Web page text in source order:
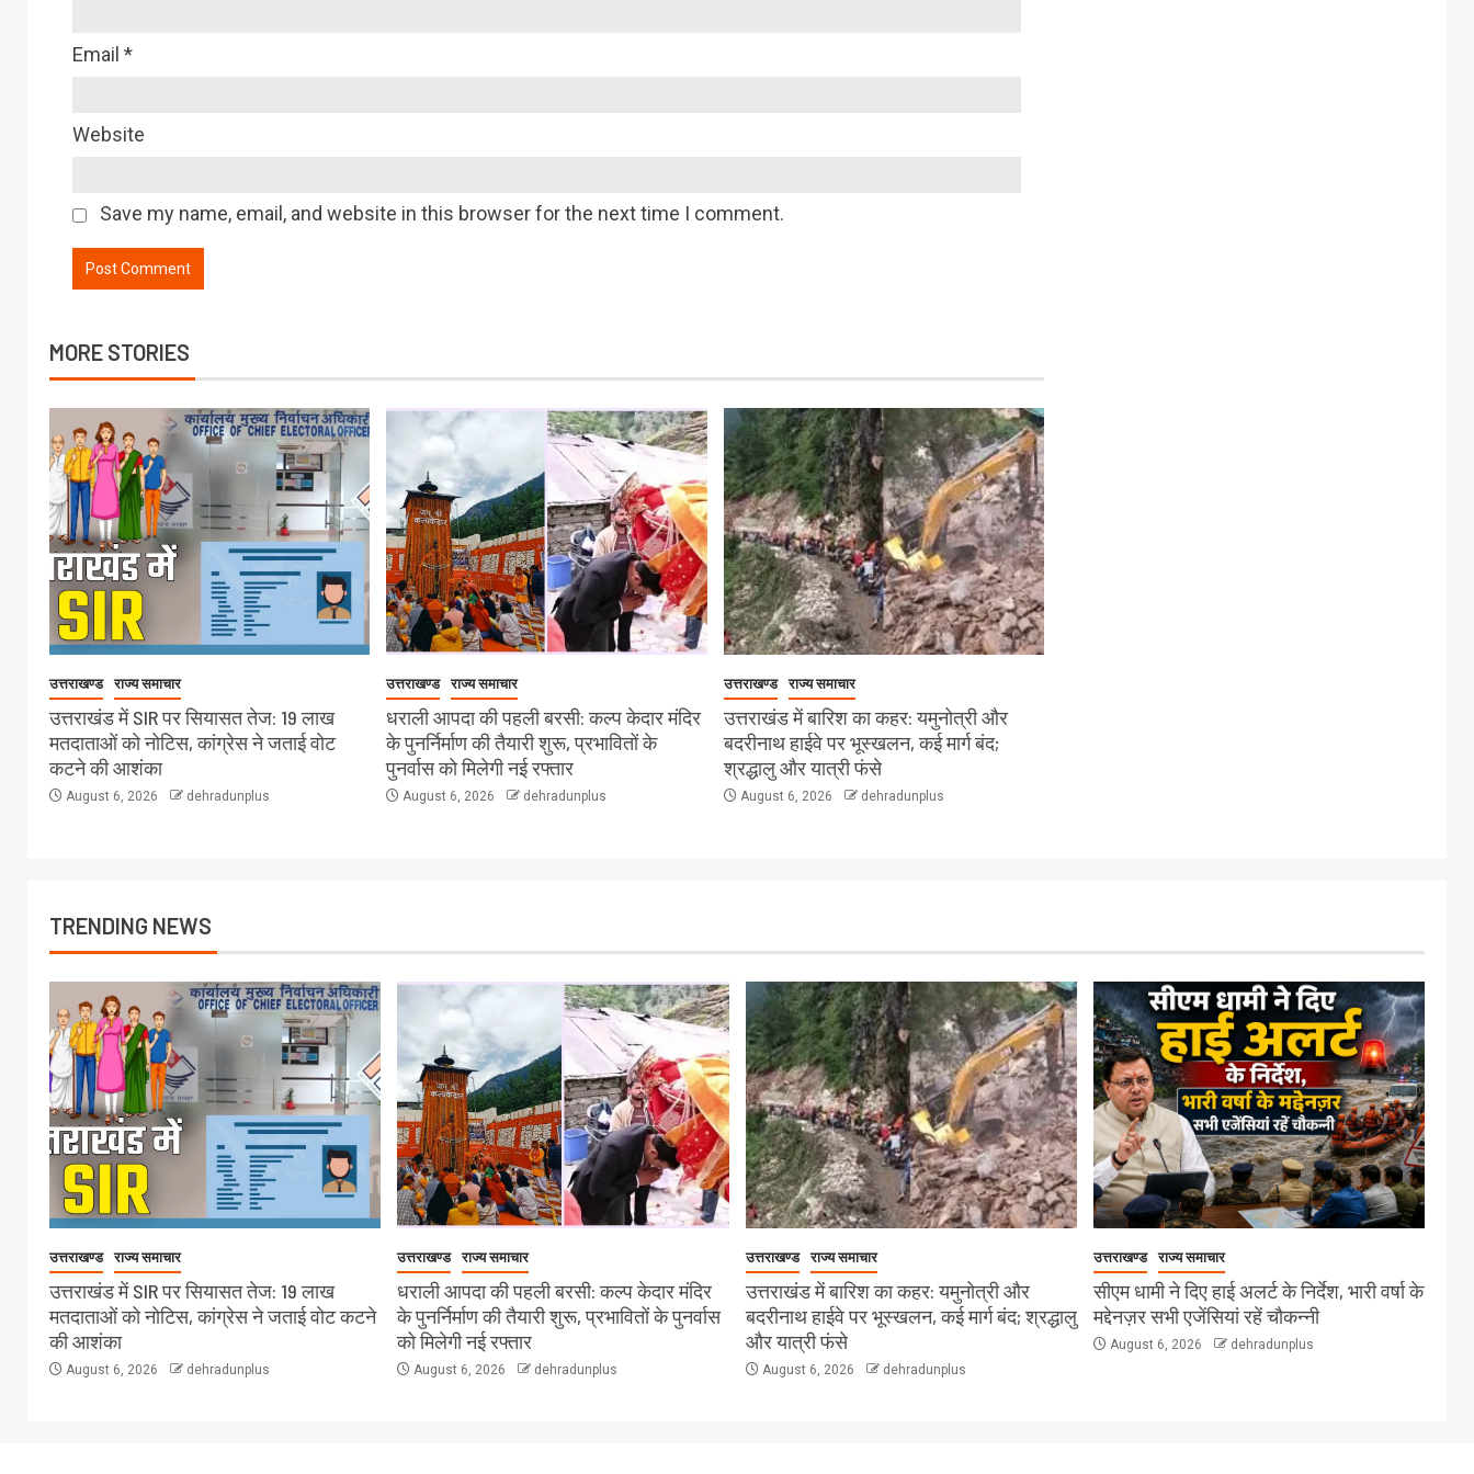
Email *
Website
Save my name, email, and website in this browser for the next time I comment.
MORE STORIES
उत्तराखण्ड राज्य समाचार
उत्तराखंड में SIR पर सियासत तेज: 19 लाख
मतदाताओं को नोटिस, कांग्रेस ने जताई वोट
कटने की आशंका
August 6, 2026 dehradunplus
उत्तराखण्ड राज्य समाचार
धराली आपदा की पहली बरसी: कल्प केदार मंदिर
के पुनर्निर्माण की तैयारी शुरू, प्रभावितों के
पुनर्वास को मिलेगी नई रफ्तार
August 6, 2026 dehradunplus
उत्तराखण्ड राज्य समाचार
उत्तराखंड में बारिश का कहर: यमुनोत्री और
बदरीनाथ हाईवे पर भूस्खलन, कई मार्ग बंद;
श्रद्धालु और यात्री फंसे
August 6, 2026 dehradunplus
TRENDING NEWS
उत्तराखण्ड राज्य समाचार
उत्तराखंड में SIR पर सियासत तेज: 19 लाख
मतदाताओं को नोटिस, कांग्रेस ने जताई वोट कटने
की आशंका
August 6, 2026 dehradunplus
उत्तराखण्ड राज्य समाचार
धराली आपदा की पहली बरसी: कल्प केदार मंदिर
के पुनर्निर्माण की तैयारी शुरू, प्रभावितों के पुनर्वास
को मिलेगी नई रफ्तार
August 6, 2026 dehradunplus
उत्तराखण्ड राज्य समाचार
उत्तराखंड में बारिश का कहर: यमुनोत्री और
बदरीनाथ हाईवे पर भूस्खलन, कई मार्ग बंद; श्रद्धालु
और यात्री फंसे
August 6, 2026 dehradunplus
उत्तराखण्ड राज्य समाचार
सीएम धामी ने दिए हाई अलर्ट के निर्देश, भारी वर्षा के
मद्देनज़र सभी एजेंसियां रहें चौकन्नी
August 6, 2026 dehradunplus